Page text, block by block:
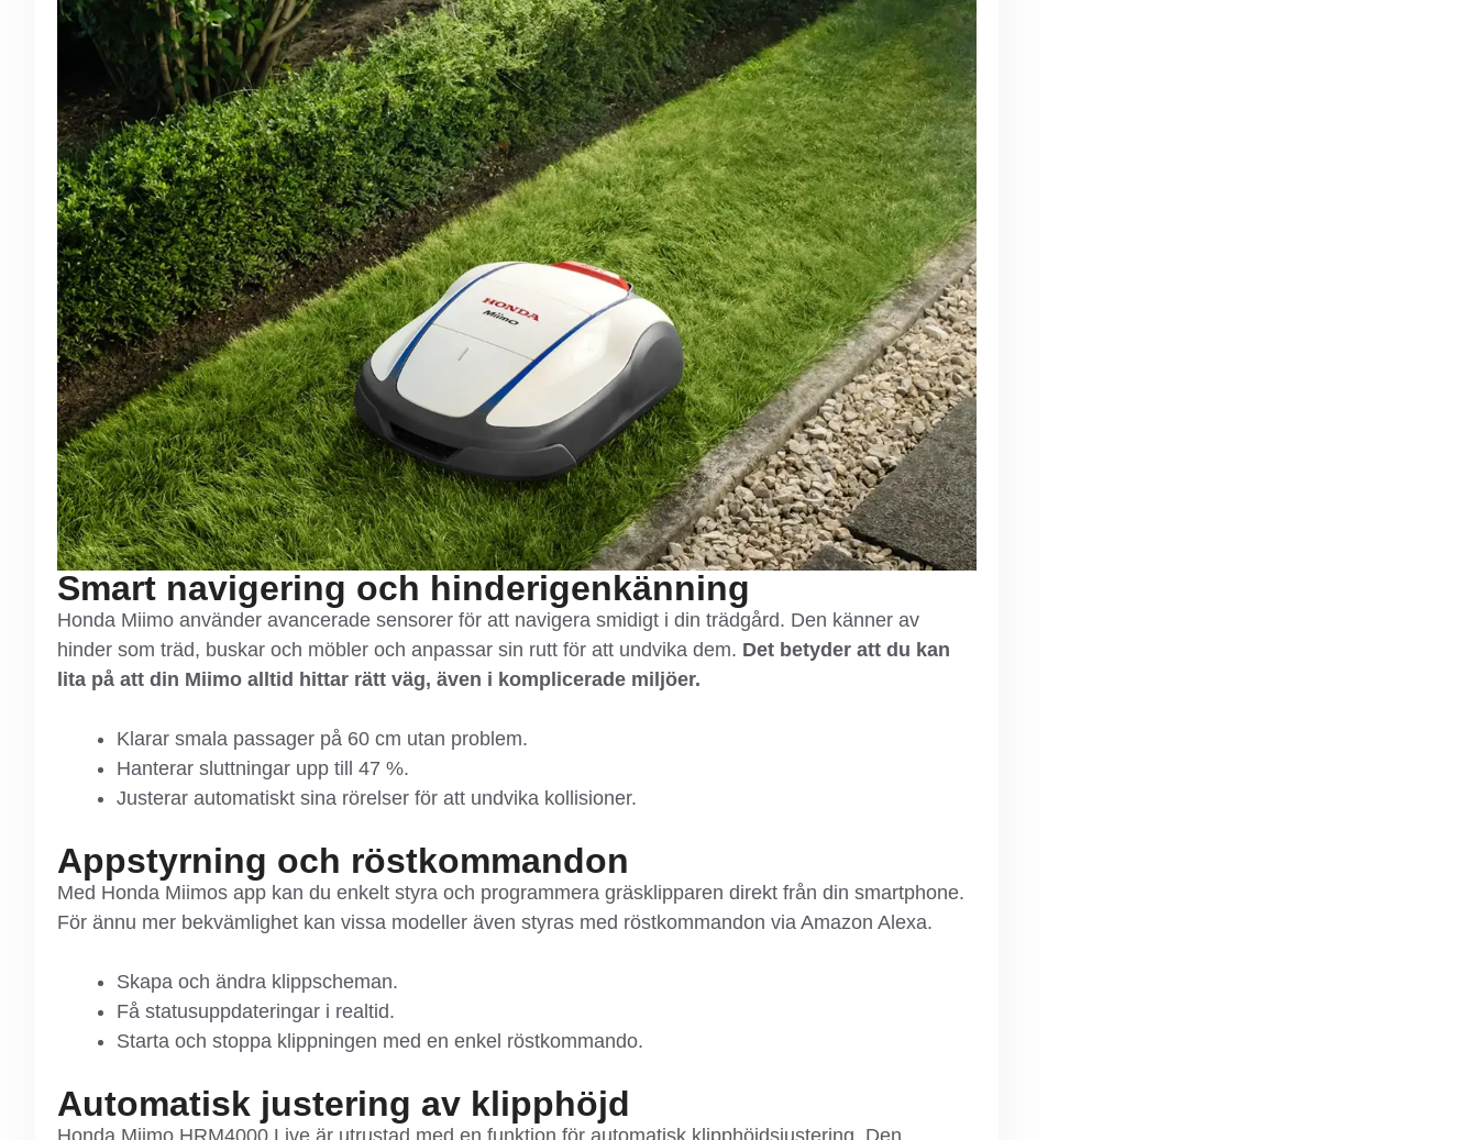
Smart navigering och hinderigenkänning
Honda Miimo använder avancerade sensorer för att navigera smidigt i din trädgård. Den känner av
hinder som träd, buskar och möbler och anpassar sin rutt för att undvika dem. Det betyder att du kan
lita på att din Miimo alltid hittar rätt väg, även i komplicerade miljöer.
Klarar smala passager på 60 cm utan problem.
Hanterar sluttningar upp till 47 %.
Justerar automatiskt sina rörelser för att undvika kollisioner.
Appstyrning och röstkommandon
Med Honda Miimos app kan du enkelt styra och programmera gräsklipparen direkt från din smartphone.
För ännu mer bekvämlighet kan vissa modeller även styras med röstkommandon via Amazon Alexa.
Skapa och ändra klippscheman.
Få statusuppdateringar i realtid.
Starta och stoppa klippningen med en enkel röstkommando.
Automatisk justering av klipphöjd
Honda Miimo HRM4000 Live är utrustad med en funktion för automatisk klipphöjdsjustering. Den